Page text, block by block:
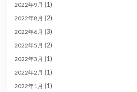
2022年9月 (1)
2022年8月 (2)
2022年6月 (3)
2022年5月 (2)
2022年3月 (1)
2022年2月 (1)
2022年1月 (1)